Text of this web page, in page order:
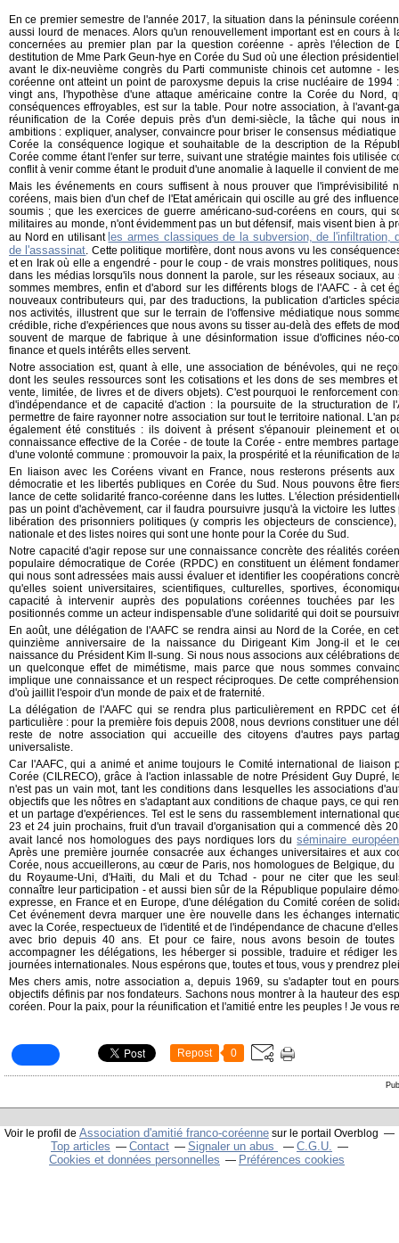
En ce premier semestre de l'année 2017, la situation dans la péninsule
aussi lourd de menaces. Alors qu'un renouvellement important est en cours à
concernées au premier plan par la question coréenne - après l'élection de
destitution de Mme Park Geun-hye en Corée du Sud où une élection
avant le dix-neuvième congrès du Parti communiste chinois cet automne -
coréenne ont atteint un point de paroxysme depuis la crise nucléaire de
vingt ans, l'hypothèse d'une attaque américaine contre la Corée du Nord,
conséquences effroyables, est sur la table. Pour notre association, à l'avant-
réunification de la Corée depuis près d'un demi-siècle, la tâche qui nous
ambitions : expliquer, analyser, convaincre pour briser le consensus
Corée la conséquence logique et souhaitable de la description de la
Corée comme étant l'enfer sur terre, suivant une stratégie maintes fois utilisée
conflit à venir comme étant le produit d'une anomalie à laquelle il convient de
Mais les événements en cours suffisent à nous prouver que l'imprévisibilité
coréens, mais bien d'un chef de l'Etat américain qui oscille au gré des
soumis ; que les exercices de guerre américano-sud-coréens en cours, qui
militaires au monde, n'ont évidemment pas un but défensif, mais visent bien à
au Nord en utilisant les armes classiques de la subversion, de l'infiltration,
de l'assassinat. Cette politique mortifère, dont nous avons vu les
et en Irak où elle a engendré - pour le coup - de vrais monstres politiques,
dans les médias lorsqu'ils nous donnent la parole, sur les réseaux sociaux,
sommes membres, enfin et d'abord sur les différents blogs de l'AAFC - à cet
nouveaux contributeurs qui, par des traductions, la publication d'articles
nos activités, illustrent que sur le terrain de l'offensive médiatique nous
crédible, riche d'expériences que nous avons su tisser au-delà des effets de
souvent de marque de fabrique à une désinformation issue d'officines néo-
finance et quels intérêts elles servent.
Notre association est, quant à elle, une association de bénévoles, qui ne
dont les seules ressources sont les cotisations et les dons de ses membres
vente, limitée, de livres et de divers objets). C'est pourquoi le renforcement
d'indépendance et de capacité d'action : la poursuite de la structuration de
permettre de faire rayonner notre association sur tout le territoire national. L'an
également été constitués : ils doivent à présent s'épanouir pleinement et
connaissance effective de la Corée - de toute la Corée - entre membres
d'une volonté commune : promouvoir la paix, la prospérité et la réunification de
En liaison avec les Coréens vivant en France, nous resterons présents
démocratie et les libertés publiques en Corée du Sud. Nous pouvons être
lance de cette solidarité franco-coréenne dans les luttes. L'élection
pas un point d'achèvement, car il faudra poursuivre jusqu'à la victoire les
libération des prisonniers politiques (y compris les objecteurs de
nationale et des listes noires qui sont une honte pour la Corée du Sud.
Notre capacité d'agir repose sur une connaissance concrète des réalités
populaire démocratique de Corée (RPDC) en constituent un élément
qui nous sont adressées mais aussi évaluer et identifier les coopérations
qu'elles soient universitaires, scientifiques, culturelles, sportives,
capacité à intervenir auprès des populations coréennes touchées par
positionnés comme un acteur indispensable d'une solidarité qui doit se
En août, une délégation de l'AAFC se rendra ainsi au Nord de la Corée, en
quinzième anniversaire de la naissance du Dirigeant Kim Jong-il et le
naissance du Président Kim Il-sung. Si nous nous associons aux célébrations
un quelconque effet de mimétisme, mais parce que nous sommes
implique une connaissance et un respect réciproques. De cette
d'où jaillit l'espoir d'un monde de paix et de fraternité.
La délégation de l'AAFC qui se rendra plus particulièrement en RPDC cet
particulière : pour la première fois depuis 2008, nous devrions constituer une
reste de notre association qui accueille des citoyens d'autres pays
universaliste.
Car l'AAFC, qui a animé et anime toujours le Comité international de liaison
Corée (CILRECO), grâce à l'action inlassable de notre Président Guy Dupré,
n'est pas un vain mot, tant les conditions dans lesquelles les associations
objectifs que les nôtres en s'adaptant aux conditions de chaque pays, ce qui
et un partage d'expériences. Tel est le sens du rassemblement international
23 et 24 juin prochains, fruit d'un travail d'organisation qui a commencé dès
avait lancé nos homologues des pays nordiques lors duséminaire
Après une première journée consacrée aux échanges universitaires et aux
Corée, nous accueillerons, au cœur de Paris, nos homologues de Belgique, du
du Royaume-Uni, d'Haïti, du Mali et du Tchad - pour ne citer que les
connaître leur participation - et aussi bien sûr de la République populaire
expresse, en France et en Europe, d'une délégation du Comité coréen de
Cet événement devra marquer une ère nouvelle dans les échanges
avec la Corée, respectueux de l'identité et de l'indépendance de chacune
avec brio depuis 40 ans. Et pour ce faire, nous avons besoin de
accompagner les délégations, les héberger si possible, traduire et rédiger
journées internationales. Nous espérons que, toutes et tous, vous y prendrez
Mes chers amis, notre association a, depuis 1969, su s'adapter tout en
objectifs définis par nos fondateurs. Sachons nous montrer à la hauteur des
coréen. Pour la paix, pour la réunification et l'amitié entre les peuples ! Je vous
Repost 0
Voir le profil de Association d'amitié franco-coréenne sur le portail Overblog
Top articles Contact Signaler un abus
C.G.U.
Cookies et données personnelles
Préférences cookies